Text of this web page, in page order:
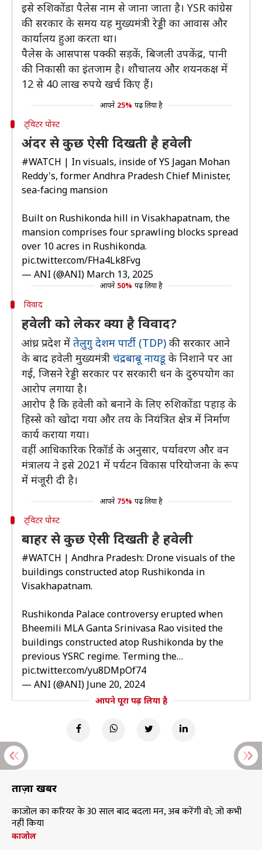
इसे रुशिकोंडा पैलेस नाम से जाना जाता है। YSR कांग्रेस
की सरकार के समय यह मुख्यमंत्री रेड्डी का आवास और
कार्यालय हुआ करता था।
पैलेस के आसपास पक्की सड़कें, बिजली उपकेंद्र, पानी
की निकासी का इंतजाम है। शौचालय और शयनकक्ष में
12 से 40 लाख रुपये खर्च किए हैं।
आपने 25% पढ़ लिया है
ट्विटर पोस्ट
अंदर से कुछ ऐसी दिखती है हवेली
#WATCH | In visuals, inside of YS Jagan Mohan
Reddy's, former Andhra Pradesh Chief Minister,
sea-facing mansion
Built on Rushikonda hill in Visakhapatnam, the
mansion comprises four sprawling blocks spread
over 10 acres in Rushikonda.
pic.twitter.com/FHa4Lk8Fvg
— ANI (@ANI) March 13, 2025
आपने 50% पढ़ लिया है
विवाद
हवेली को लेकर क्या है विवाद?
आंध्र प्रदेश में तेलुगु देशम पार्टी (TDP) की सरकार आने
के बाद हवेली मुख्यमंत्री चंद्रबाबू नायडू के निशाने पर आ
गई, जिसने रेड्डी सरकार पर सरकारी धन के दुरुपयोग का
आरोप लगाया है।
आरोप है कि हवेली को बनाने के लिए रुशिकोंडा पहाड़ के
हिस्से को खोदा गया और तय के नियंत्रित क्षेत्र में निर्माण
कार्य कराया गया।
वहीं आधिकारिक रिकॉर्ड के अनुसार, पर्यावरण और वन
मंत्रालय ने इसे 2021 में पर्यटन विकास परियोजना के रूप
में मंजूरी दी है।
आपने 75% पढ़ लिया है
ट्विटर पोस्ट
बाहर से कुछ ऐसी दिखती है हवेली
#WATCH | Andhra Pradesh: Drone visuals of the
buildings constructed atop Rushikonda in
Visakhapatnam.
Rushikonda Palace controversy erupted when
Bheemili MLA Ganta Srinivasa Rao visited the
buildings constructed atop Rushikonda by the
previous YSRC regime. Terming the…
pic.twitter.com/yu8DMpOf74
— ANI (@ANI) June 20, 2024
आपने पूरा पढ़ लिया है
ताज़ा खबरें
काजोल का करियर के 30 साल बाद बदला मन, अब करेंगी वो; जो कभी
नहीं किया
काजोल